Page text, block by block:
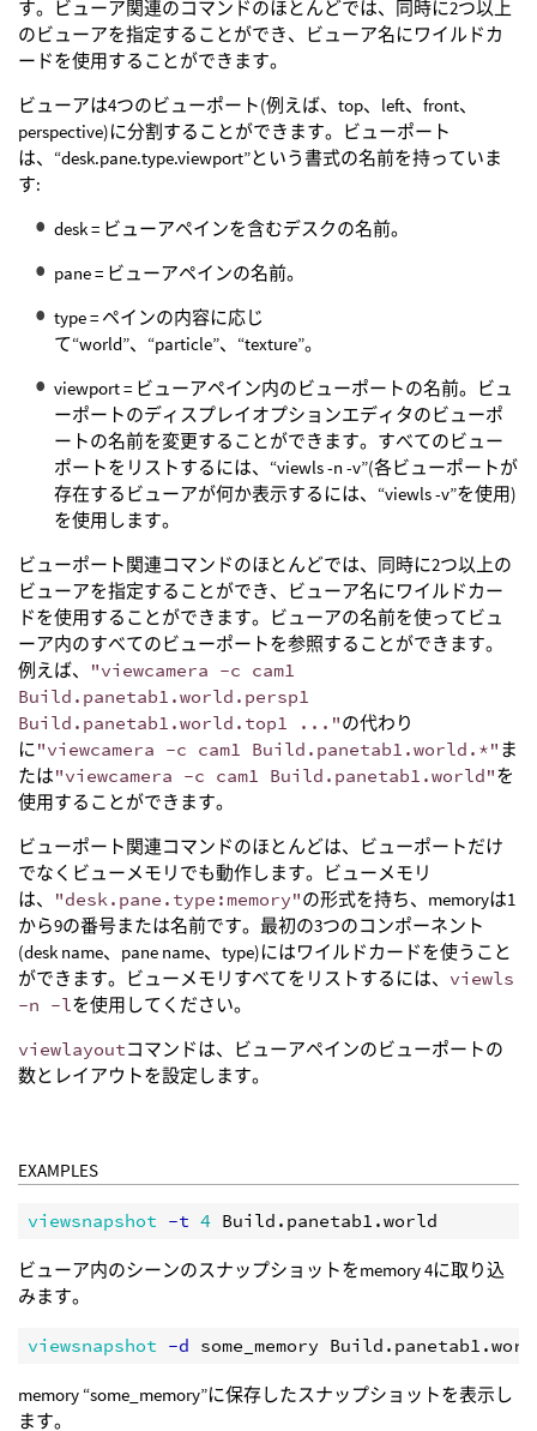
す。ビューア関連のコマンドのほとんどでは、同時に2つ以上
のビューアを指定することができ、ビューア名にワイルドカ
ードを使用することができます。
ビューアは4つのビューポート(例えば、top、left、front、
perspective)に分割することができます。ビューポート
は、“desk.pane.type.viewport”という書式の名前を持っていま
す:
desk = ビューアペインを含むデスクの名前。
pane = ビューアペインの名前。
type = ペインの内容に応じ
て“world”、“particle”、“texture”。
viewport = ビューアペイン内のビューポートの名前。ビュ
ーポートのディスプレイオプションエディタのビューポ
ートの名前を変更することができます。すべてのビュー
ポートをリストするには、“viewls -n -v”(各ビューポートが
存在するビューアが何か表示するには、“viewls -v”を使用)
を使用します。
ビューポート関連コマンドのほとんどでは、同時に2つ以上の
ビューアを指定することができ、ビューア名にワイルドカー
ドを使用することができます。ビューアの名前を使ってビュ
ーア内のすべてのビューポートを参照することができます。
例えば、
"viewcamera -c cam1
Build.panetab1.world.persp1
Build.panetab1.world.top1 ..."の代わり
に"viewcamera -c cam1 Build.panetab1.world.*" ま
たは"viewcamera -c cam1 Build.panetab1.world"を
使用することができます。
ビューポート関連コマンドのほとんどは、ビューポートだけ
でなくビューメモリでも動作します。ビューメモリ
は、
"desk.pane.type:memory"の形式を持ち、memoryは1
から9の番号または名前です。最初の3つのコンポーネント
(desk name、pane name、type)にはワイルドカードを使うこと
ができます。ビューメモリすべてをリストするには、 viewls
-n -lを使用してください。
viewlayoutコマンドは、ビューアペインのビューポートの
数とレイアウトを設定します。
EXAMPLES
viewsnapshot -t 4
ビューア内のシーンのスナップショットをmemory 4に取り込
みます。
viewsnapshot -d
memory “some_memory”に保存したスナップショットを表示し
ます。